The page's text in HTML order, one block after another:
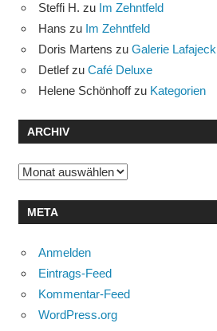
Steffi H. zu Im Zehntfeld
Hans zu Im Zehntfeld
Doris Martens zu Galerie Lafajeck
Detlefzu Café Deluxe
Helene Schönhoffzu Kategorien
ARCHIV
Archiv
META
Anmelden
Eintrags-Feed
Kommentar-Feed
WordPress.org